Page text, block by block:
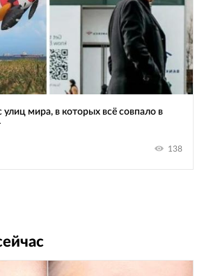
мира, в которых всё совпало в
138